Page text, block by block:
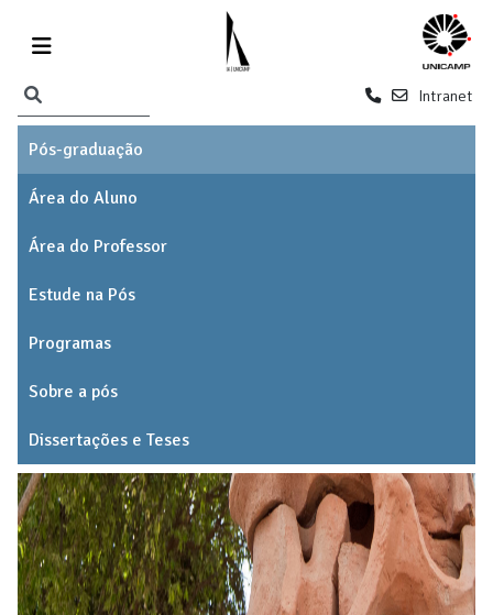
Intranet
Pós-graduação
Área do Aluno
Área do Professor
Estude na Pós
Programas
Sobre a pós
Dissertações e Teses